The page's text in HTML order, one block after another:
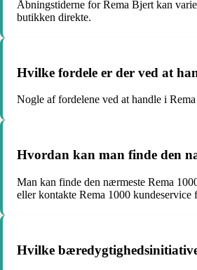
Åbningstiderne for Rema Bjert kan
butikken direkte.
Hvilke fordele er der ved at
Nogle af fordelene ved at handle i
Hvordan kan man finde den
Man kan finde den nærmeste Rema
eller kontakte Rema 1000
Hvilke